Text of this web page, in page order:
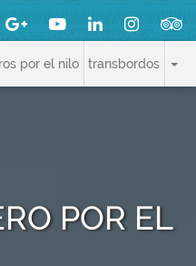
por el nilo transbordos
POR EL